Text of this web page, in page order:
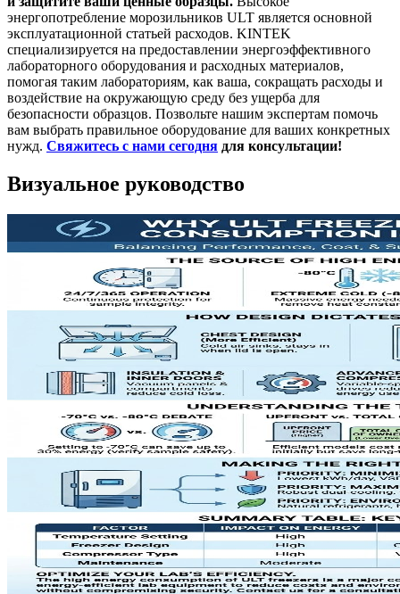
энергопотребление морозильников ULT является основной
эксплуатационной статьей расходов. KINTEK
специализируется на предоставлении энергоэффективного
лабораторного оборудования и расходных материалов,
помогая таким лабораториям, как ваша, сокращать расходы и
воздействие на окружающую среду без ущерба для
безопасности образцов. Позвольте нашим экспертам помочь
вам выбрать правильное оборудование для ваших конкретных
нужд. Свяжитесь с нами сегодня для консультации!
Визуальное руководство